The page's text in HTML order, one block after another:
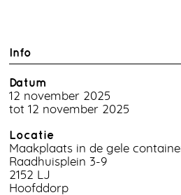
Info
Datum
12 november 2025
tot 12 november 2025
Locatie
Maakplaats in de gele
Raadhuisplein 3-9
2152 LJ
Hoofddorp